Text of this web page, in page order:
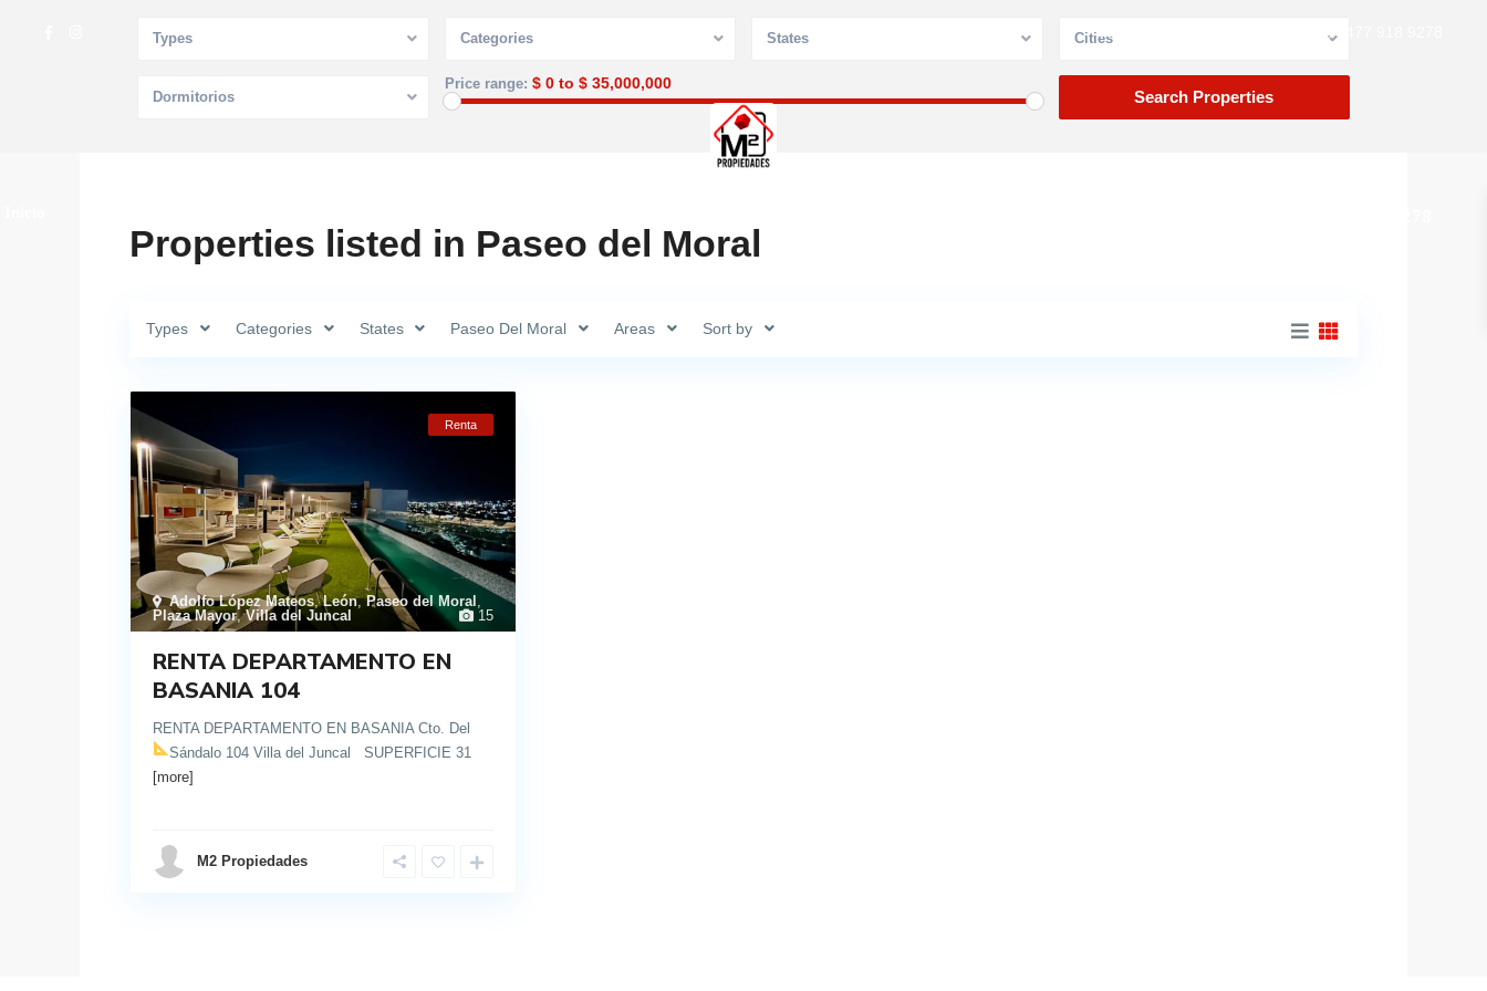
Types Categories States Cities
Dormitorios
Price range: $ 0 to $ 35,000,000
Properties listed in Paseo del Moral
Types Categories States Paseo Del Moral Areas Sort by
15
Adolfo López Mateos,León,Paseo del Moral ,
Plaza Mayor,Villa del Juncal
Renta
RENTA DEPARTAMENTO EN
BASANIA 104
RENTA DEPARTAMENTO EN BASANIA Cto. Del
Sándalo 104 Villa del Juncal SUPERFICIE 31
[more]
M2 Propiedades